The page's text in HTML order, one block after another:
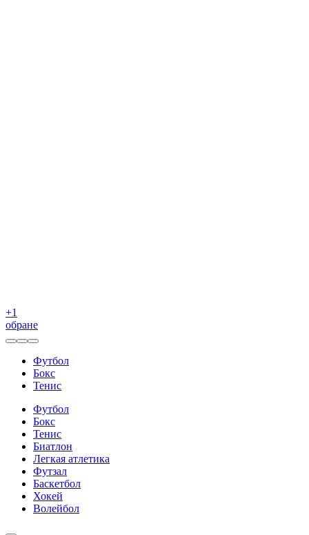
+1
обране
Футбол
Бокс
Тенис
Футбол
Бокс
Тенис
Биатлон
Легкая атлетика
Футзал
Баскетбол
Хокей
Волейбол